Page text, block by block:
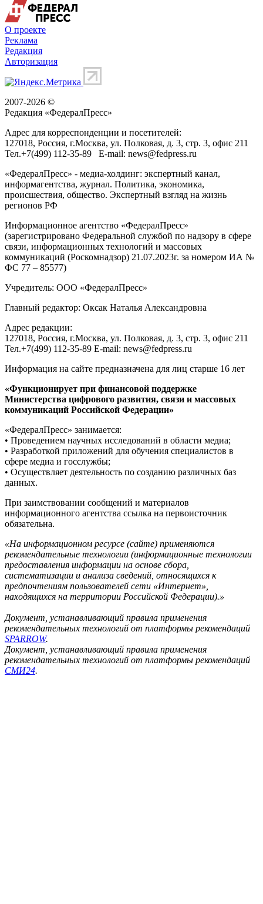
О проекте
Реклама
Редакция
Авторизация
2007-2026 ©
Редакция «ФедералПресс»
Адрес для корреспонденции и посетителей:
127018, Россия, г.Москва, ул. Полковая, д. 3, стр. 3, офис 211
Тел.+7(499) 112-35-89 E-mail: news@fedpress.ru
«ФедералПресс» - медиа-холдинг: экспертный канал,
информагентства, журнал. Политика, экономика,
происшествия, общество. Экспертный взгляд на жизнь
регионов РФ
Информационное агентство «ФедералПресс»
(зарегистрировано Федеральной службой по надзору в сфере
связи, информационных технологий и массовых
коммуникаций (Роскомнадзор) 21.07.2023г. за номером ИА №
ФС 77 – 85577)
Учредитель: ООО «ФедералПресс»
Главный редактор: Оксак Наталья Александровна
Адрес редакции:
127018, Россия, г.Москва, ул. Полковая, д. 3, стр. 3, офис 211
Тел.+7(499) 112-35-89 E-mail: news@fedpress.ru
Информация на сайте предназначена для лиц старше 16 лет
«Функционирует при финансовой поддержке
Министерства цифрового развития, связи и массовых
коммуникаций Российской Федерации»
«ФедералПресс» занимается:
• Проведением научных исследований в области медиа;
• Разработкой приложений для обучения специалистов в
сфере медиа и госслужбы;
• Осуществляет деятельность по созданию различных баз
данных.
При заимствовании сообщений и материалов
информационного агентства ссылка на первоисточник
обязательна.
«На информационном ресурсе (сайте) применяются
рекомендательные технологии (информационные технологии
предоставления информации на основе сбора,
систематизации и анализа сведений, относящихся к
предпочтениям пользователей сети «Интернет»,
находящихся на территории Российской Федерации).»
Документ, устанавливающий правила применения
рекомендательных технологий от платформы рекомендаций
SPARROW.
Документ, устанавливающий правила применения
рекомендательных технологий от платформы рекомендаций
СМИ24.